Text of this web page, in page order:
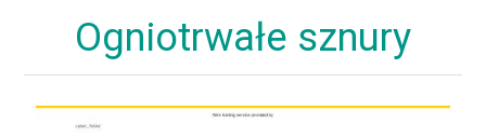
Ogniotrwałe sznury